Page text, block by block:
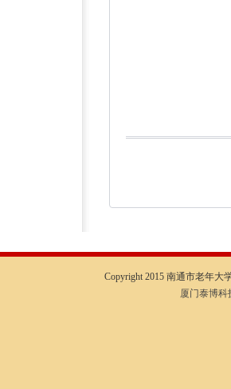
Copyright 2015 南通市老年大
厦门泰博